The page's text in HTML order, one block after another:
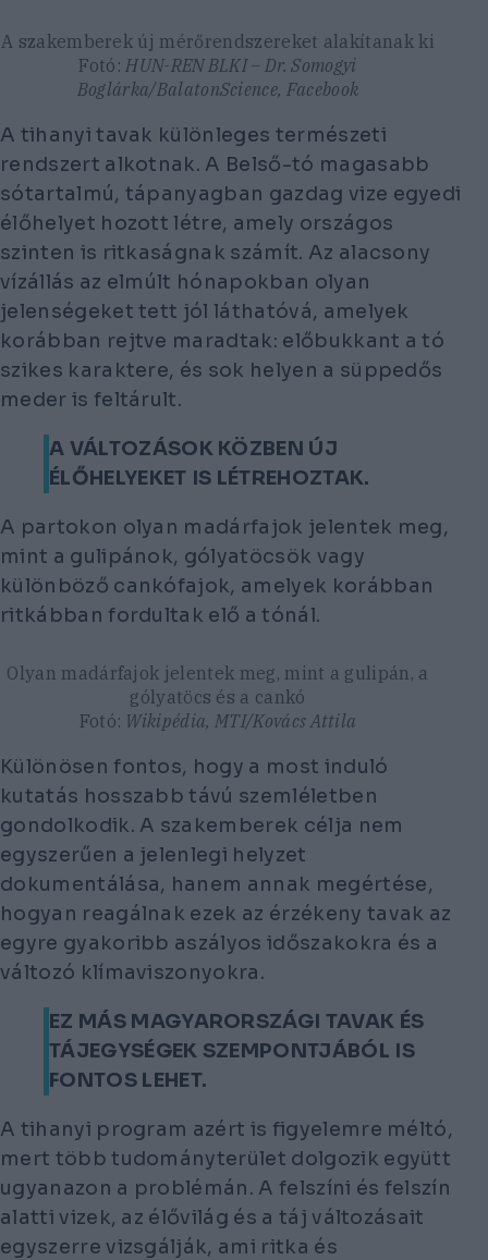
A szakemberek új mérőrendszereket alakítanak ki
Fotó: HUN-REN BLKI – Dr. Somogyi
Boglárka/BalatonScience, Facebook
A tihanyi tavak különleges természeti
rendszert alkotnak. A Belső-tó magasabb
sótartalmú, tápanyagban gazdag vize egyedi
élőhelyet hozott létre, amely országos
szinten is ritkaságnak számít. Az alacsony
vízállás az elmúlt hónapokban olyan
jelenségeket tett jól láthatóvá, amelyek
korábban rejtve maradtak: előbukkant a tó
szikes karaktere, és sok helyen a süppedős
meder is feltárult.
A VÁLTOZÁSOK KÖZBEN ÚJ
ÉLŐHELYEKET IS LÉTREHOZTAK.
A partokon olyan madárfajok jelentek meg,
mint a gulipánok, gólyatöcsök vagy
különböző cankófajok, amelyek korábban
ritkábban fordultak elő a tónál.
Olyan madárfajok jelentek meg, mint a gulipán, a
gólyatöcs és a cankó
Fotó: Wikipédia, MTI/Kovács Attila
Különösen fontos, hogy a most induló
kutatás hosszabb távú szemléletben
gondolkodik. A szakemberek célja nem
egyszerűen a jelenlegi helyzet
dokumentálása, hanem annak megértése,
hogyan reagálnak ezek az érzékeny tavak az
egyre gyakoribb aszályos időszakokra és a
változó klímaviszonyokra.
EZ MÁS MAGYARORSZÁGI TAVAK ÉS
TÁJEGYSÉGEK SZEMPONTJÁBÓL IS
FONTOS LEHET.
A tihanyi program azért is figyelemre méltó,
mert több tudományterület dolgozik együtt
ugyanazon a problémán. A felszíni és felszín
alatti vizek, az élővilág és a táj változásait
egyszerre vizsgálják, ami ritka és